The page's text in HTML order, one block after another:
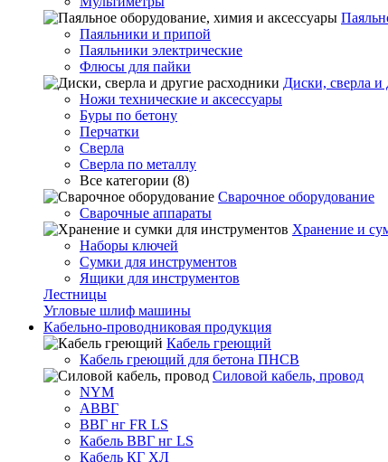
Паяльники и припой
Паяльники электрические
Флюсы для пайки
Диски, сверла и
Ножи технические и аксессуары
Буры по бетону
Перчатки
Сверла
Сверла по металлу
Все категории (8)
Сварочное оборудование
Сварочные аппараты
Хранение и
Наборы ключей
Сумки для инструментов
Ящики для инструментов
Лестницы
Угловые шлиф машины
Кабельно-проводниковая продукция
Кабель греющий
Кабель греющий для бетона ПНСВ
Силовой кабель, провод
NYM
АВВГ
ВВГ нг FR LS
Кабель ВВГ нг LS
Кабель КГ ХЛ